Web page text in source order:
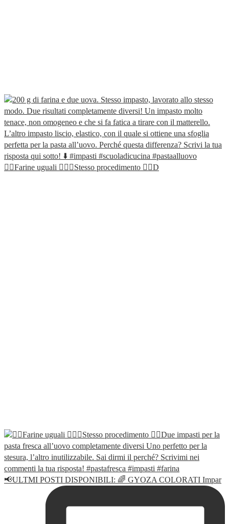
👯‍♀️Farine uguali 🙇🏼‍♀️Stesso procedimento 🤷‍♀️D
📢ULTMI POSTI DISPONIBILI: 🌈 GYOZA COLORATI Impar